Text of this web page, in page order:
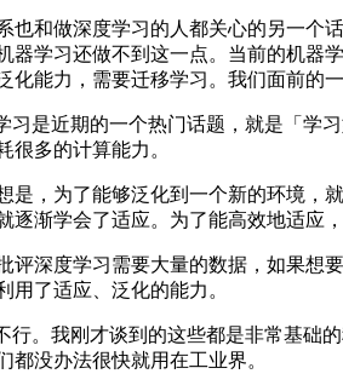
和做深度学习的人都关心的另一个话
器学习还做不到这一点。当前的机器
化能力，需要迁移学习。我们面前的
是近期的一个热门话题，就是「学习
很多的计算能力。
，为了能够泛化到一个新的环境，就
逐渐学会了适应。为了能高效地适应
深度学习需要大量的数据，如果想要
用了适应、泛化的能力。
。我刚才谈到的这些都是非常基础的
都没办法很快就用在工业界。